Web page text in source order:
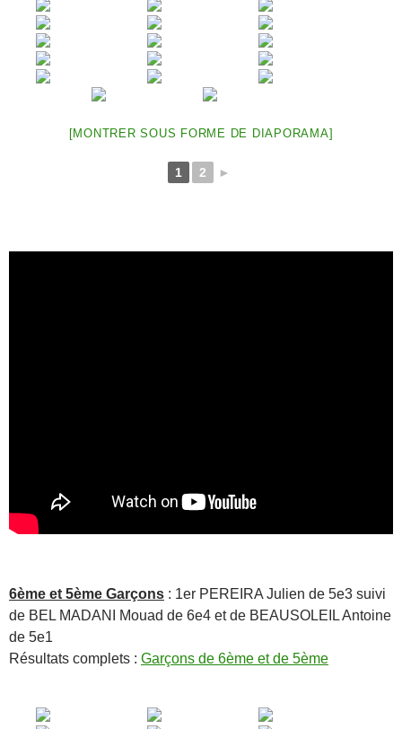
[MONTRER SOUS FORME DE DIAPORAMA]
1 2 ►
6ème et 5ème Garçons : 1er PEREIRA Julien de 5e3 suivi
de BEL MADANI Mouad de 6e4 et de BEAUSOLEIL Antoine
de 5e1
Résultats complets : Garçons de 6ème et de 5ème